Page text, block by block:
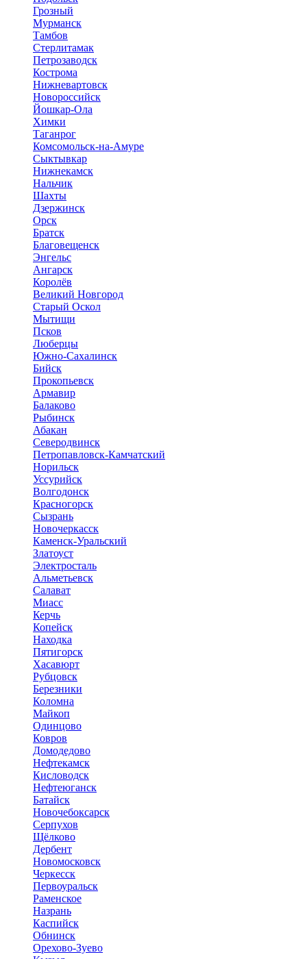
Грозный
Мурманск
Тамбов
Стерлитамак
Петрозаводск
Кострома
Нижневартовск
Новороссийск
Йошкар-Ола
Химки
Таганрог
Комсомольск-на-Амуре
Сыктывкар
Нижнекамск
Нальчик
Шахты
Дзержинск
Орск
Братск
Благовещенск
Энгельс
Ангарск
Королёв
Великий Новгород
Старый Оскол
Мытищи
Псков
Люберцы
Южно-Сахалинск
Бийск
Прокопьевск
Армавир
Балаково
Рыбинск
Абакан
Северодвинск
Петропавловск-Камчатский
Норильск
Уссурийск
Волгодонск
Красногорск
Сызрань
Новочеркасск
Каменск-Уральский
Златоуст
Электросталь
Альметьевск
Салават
Миасс
Керчь
Копейск
Находка
Пятигорск
Хасавюрт
Рубцовск
Березники
Коломна
Майкоп
Одинцово
Ковров
Домодедово
Нефтекамск
Кисловодск
Нефтеюганск
Батайск
Новочебоксарск
Серпухов
Щёлково
Дербент
Новомосковск
Черкесск
Первоуральск
Раменское
Назрань
Каспийск
Обнинск
Орехово-Зуево